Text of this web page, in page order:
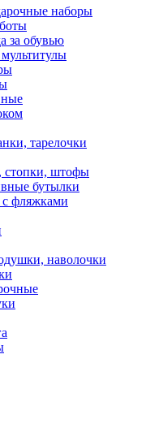
наборы
за обувью
тарелочки
стопки, штофы
бутылки
фляжками
наволочки